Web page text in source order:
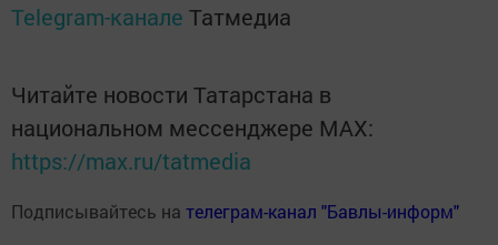
Telegram-канале Татмедиа
Читайте новости Татарстана в
национальном мессенджере MАХ:
https://max.ru/tatmedia
Подписывайтесь на телеграм-канал "Бавлы-информ"